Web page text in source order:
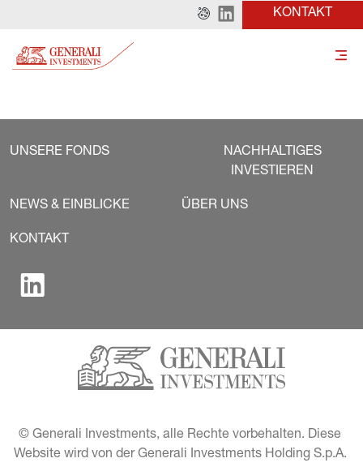
KONTAKT
UNSERE FONDS
NACHHALTIGES
INVESTIEREN
NEWS & EINBLICKE ÜBER UNS
KONTAKT
© Generali Investments, alle Rechte vorbehalten. Diese
Website wird von der Generali Investments Holding S.p.A.